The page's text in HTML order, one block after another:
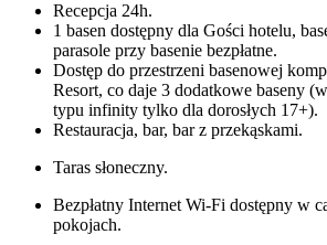
Recepcja 24h.
1 basen dostępny dla Gości hotelu,
parasole przy basenie bezpłatne.
Dostęp do przestrzeni basenowej
Resort, co daje 3 dodatkowe baseny
typu infinity tylko dla dorosłych 17+).
Restauracja, bar, bar z przekąskami.
Taras słoneczny.
Bezpłatny Internet Wi-Fi dostępny w
pokojach.